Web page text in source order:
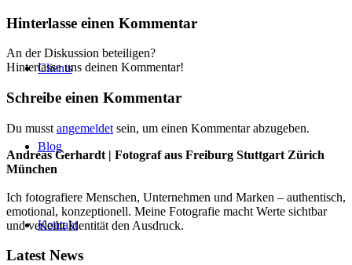
Clients
Blog
Kontakt
Hinterlasse einen Kommentar
An der Diskussion beteiligen?
Hinterlasse uns deinen Kommentar!
Schreibe einen Kommentar
Du musst angemeldet sein, um einen Kommentar abzugeben.
Andreas Gerhardt | Fotograf aus Freiburg Stuttgart Zürich
München
Ich fotografiere Menschen, Unternehmen und Marken – authentisch,
emotional, konzeptionell. Meine Fotografie macht Werte sichtbar
und verleiht Identität den Ausdruck.
Latest News